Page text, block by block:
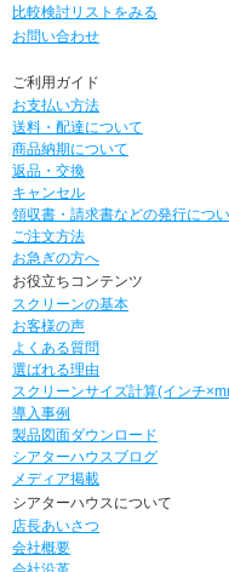
比較検討リストをみる
お問い合わせ
ご利用ガイド
お支払い方法
送料・配達について
商品納期について
返品・交換
キャンセル
領収書・請求書などの発行につ
ご注文方法
お急ぎの方へ
お役立ちコンテンツ
スクリーンの基本
お客様の声
よくある質問
選ばれる理由
スクリーンサイズ計算(インチ
導入事例
製品図面ダウンロード
シアターハウスブログ
メディア掲載
シアターハウスについて
店長あいさつ
会社概要